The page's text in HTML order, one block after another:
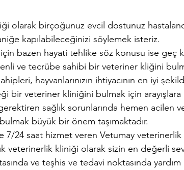
olarak birçoğunuz evcil dostunuz
kapılabileceğinizi söylemek isteriz.
ve tecrübe sahibi bir veteriner kliğini
hayvanlarınızın ihtiyacının en iyi
bir veteriner kliniğini bulmak için arayışlara
sağlık sorunlarında hemen acilen
büyük bir önem taşımaktadır.
7/24 saat hizmet veren Vetumay
veterinerlik kliniği olarak sizin en değerli
ve teşhis ve tedavi noktasında